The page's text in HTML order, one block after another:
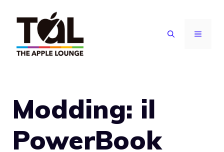
contenuto
MENU
Modding: il
PowerBook